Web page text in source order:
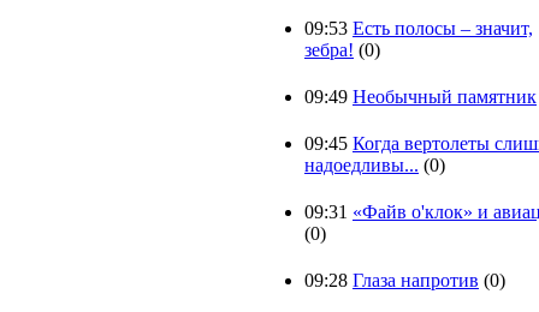
09:53 Есть полосы – значит,
зебра! (0)
09:49 Необычный памятник
09:45 Когда вертолеты
надоедливы... (0)
09:31 «Файв о'клок» и
(0)
09:28 Глаза напротив (0)